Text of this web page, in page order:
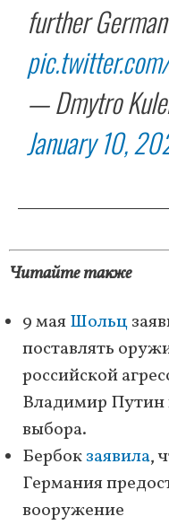
further
— Dmytro
January 10,
Читайте также
9 маяШольц
поставлять
российской
Владимир Путин
выбора.
Бербокзаявила,
Германия
вооружение